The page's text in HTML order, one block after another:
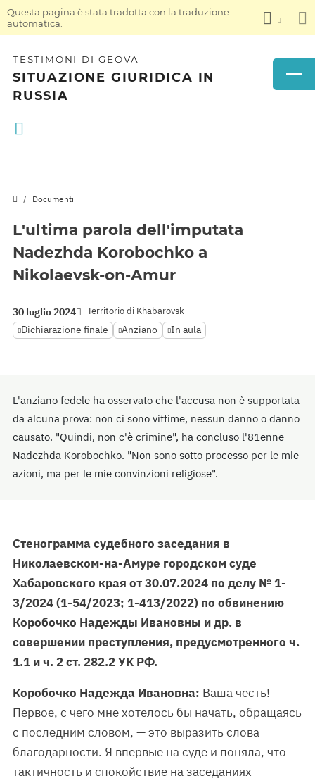
Questa pagina è stata tradotta con la traduzione
automatica.
TESTIMONI DI GEOVA
SITUAZIONE GIURIDICA IN
RUSSIA
Documenti
L'ultima parola dell'imputata
Nadezhda Korobochko a
Nikolaevsk-on-Amur
30 luglio 2024 Territorio di Khabarovsk
Dichiarazione finale Anziano In aula
L'anziano fedele ha osservato che l'accusa non è supportata
da alcuna prova: non ci sono vittime, nessun danno o danno
causato. "Quindi, non c'è crimine", ha concluso l'81enne
Nadezhda Korobochko. "Non sono sotto processo per le mie
azioni, ma per le mie convinzioni religiose".
Стенограмма судебного заседания в
Николаевском-на-Амуре городском суде
Хабаровского края от 30.07.2024 по делу № 1-
3/2024 (1-54/2023; 1-413/2022) по обвинению
Коробочко Надежды Ивановны и др. в
совершении преступления, предусмотренного ч.
1.1 и ч. 2 ст. 282.2 УК РФ.
Коробочко Надежда Ивановна: Ваша честь!
Первое, с чего мне хотелось бы начать, обращаясь
с последним словом, — это выразить слова
благодарности. Я впервые на суде и поняла, что
тактичность и спокойствие на заседаниях